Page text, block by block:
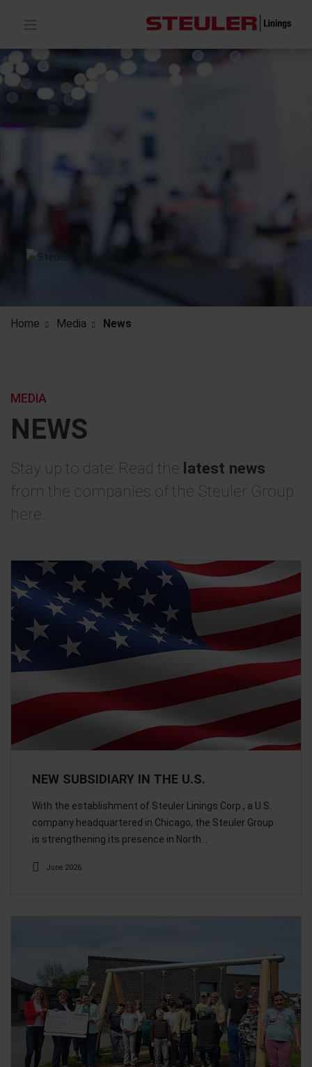
Home Media News
NEWS
MEDIA
Stay up to date: Read the latest news
from the companies of the Steuler Group
here.
NEW SUBSIDIARY IN THE U.S.
With the establishment of Steuler Linings Corp., a U.S.
company headquartered in Chicago, the Steuler Group
is strengthening its presence in North…
June 2026